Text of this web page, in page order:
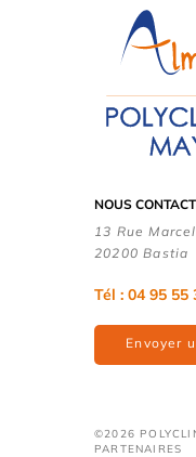
NOUS
13 Rue
20200 Bastia
Tél : 04 95 55
Envoyer
©2026
PARTENAIRES